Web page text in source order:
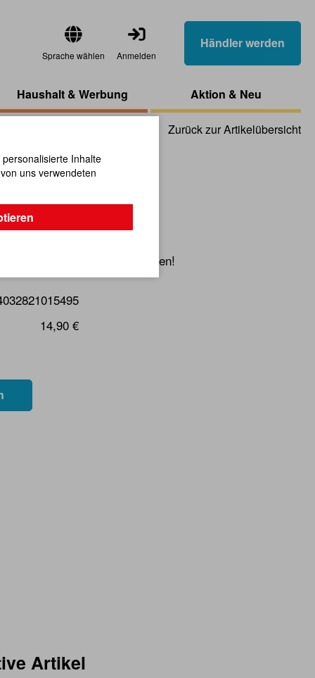
Sprache wählen Anmelden
Händler werden
Haushalt & Werbung Aktion & Neu
Zurück zur Artikelübersicht
2er-Set
kann immer Freude bereiten!
14,90 €
Artikel
Inhalte
uns verwendeten